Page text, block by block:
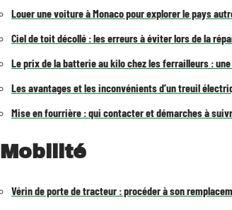
Louer une voiture à Monaco pour explorer le pays
Ciel de toit décollé : les erreurs à éviter lors de la
Le prix de la batterie au kilo chez les ferrailleurs :
Les avantages et les inconvénients d’un treuil
Mise en fourrière : qui contacter et démarches à
Mobilité
Vérin de porte de tracteur : procéder à son